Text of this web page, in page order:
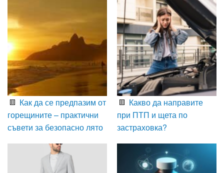
Как да се предпазим от
горещините – практични
съвети за безопасно лято
Какво да направите
при ПТП и щета по
застраховка?